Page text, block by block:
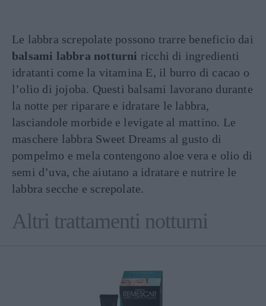
Le labbra screpolate possono trarre beneficio dai
balsami labbra notturni ricchi di ingredienti
idratanti come la vitamina E, il burro di cacao o
l’olio di jojoba. Questi balsami lavorano durante
la notte per riparare e idratare le labbra,
lasciandole morbide e levigate al mattino. Le
maschere labbra Sweet Dreams al gusto di
pompelmo e mela contengono aloe vera e olio di
semi d’uva, che aiutano a idratare e nutrire le
labbra secche e screpolate.
Altri trattamenti notturni